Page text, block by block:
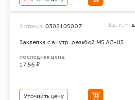
Заклепка с внутр. резьбой М5 АЛ-ЦБ
Артикул: 0302105007 Ед. изм.
последняя цена:
17.56 ₽
Уточнить цену